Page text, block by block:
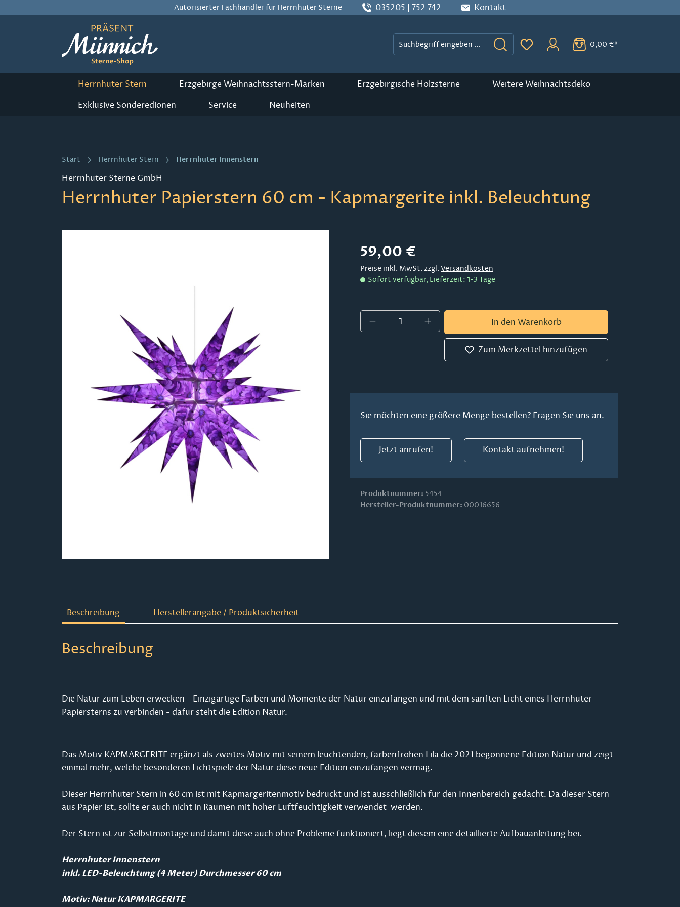
Autorisierter Fachhändler für Herrnhuter Sterne 035205 | 752 742 Kontakt
Du hast 0 Produkte auf dem
0,00 €*
Herrnhuter Stern Erzgebirge Weihnachtsstern-Marken Erzgebirgische Holzsterne Weitere Weihnachtsdeko
Exklusive Sonderedionen Service Neuheiten
Start Herrnhuter Stern Herrnhuter Innenstern
Herrnhuter Sterne GmbH
Herrnhuter Papierstern 60 cm - Kapmargerite inkl. Beleuchtung
Regulärer Preis:
59,00 €
Preise inkl. MwSt. zzgl. Versandkosten
Sofort verfügbar, Lieferzeit: 1-3 Tage
Produkt Anzahl: Gib den gewünschten Wert ein oder
In den Warenkorb
Zum Merkzettel hinzufügen
Sie möchten eine größere Menge bestellen? Fragen Sie uns an.
Jetzt anrufen! Kontakt aufnehmen!
Produktnummer: 5454
Hersteller-Produktnummer: 00016656
Beschreibung Herstellerangabe / Produktsicherheit
Beschreibung
Die Natur zum Leben erwecken - Einzigartige Farben und Momente der Natur einzufangen und mit dem sanften Licht eines Herrnhuter
Papiersterns zu verbinden - dafür steht die Edition Natur.
Das Motiv KAPMARGERITE ergänzt als zweites Motiv mit seinem leuchtenden, farbenfrohen Lila die 2021 begonnene Edition Natur und zeigt
einmal mehr, welche besonderen Lichtspiele der Natur diese neue Edition einzufangen vermag.
Dieser Herrnhuter Stern in 60 cm ist mit Kapmargeritenmotiv bedruckt und ist ausschließlich für den Innenbereich gedacht. Da dieser Stern
aus Papier ist, sollte er auch nicht in Räumen mit hoher Luftfeuchtigkeit verwendet werden.
Der Stern ist zur Selbstmontage und damit diese auch ohne Probleme funktioniert, liegt diesem eine detaillierte Aufbauanleitung bei.
Herrnhuter Innenstern
inkl. LED-Beleuchtung (4 Meter) Durchmesser 60 cm
Motiv: Natur KAPMARGERITE